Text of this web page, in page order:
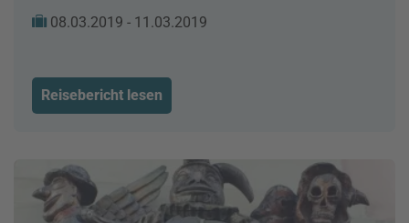
08.03.2019 - 11.03.2019
Reisebericht lesen